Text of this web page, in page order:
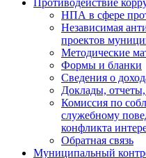
НПА в сфере
Независимая
проектов
Методические
Формы и бланки
Сведения о
Доклады,
Комиссия по
служебному
конфликта
Обратная связь
Муниципальный